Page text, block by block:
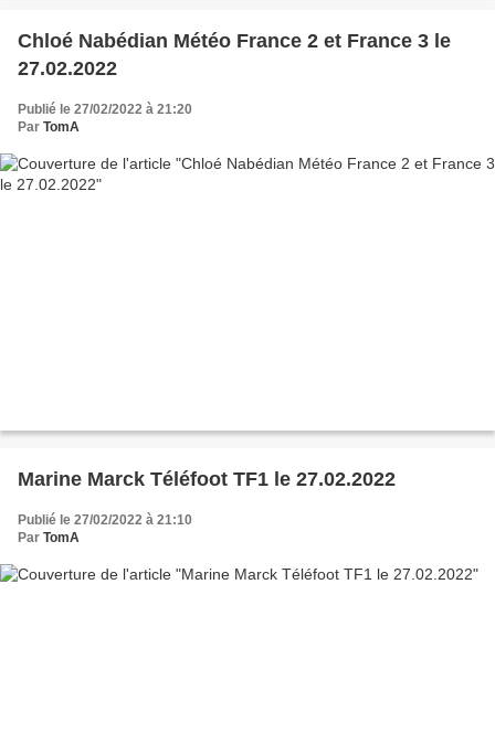
Chloé Nabédian Météo France 2 et France 3 le
27.02.2022
Publié le 27/02/2022 à 21:20
Par TomA
Marine Marck Téléfoot TF1 le 27.02.2022
Publié le 27/02/2022 à 21:10
Par TomA